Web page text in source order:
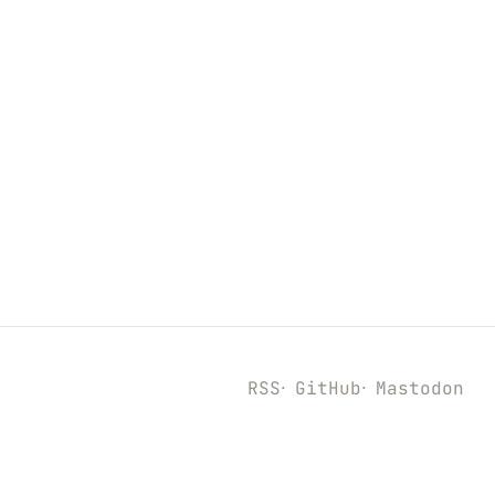
RSS GitHub Mastodon